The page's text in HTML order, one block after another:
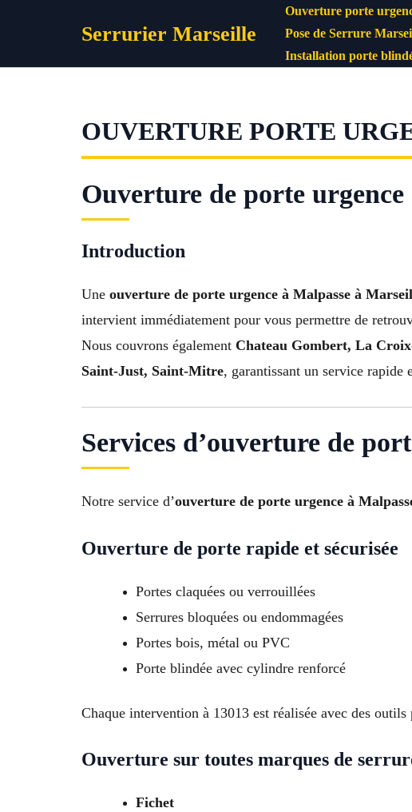
Serrurier Marseille
Ouverture porte
Pose de Serrure
Installation porte
OUVERTURE PORTE
Ouverture de porte
Introduction
Une ouverture de porte urgence à Malpasse à
intervient immédiatement pour vous permettre de
Nous couvrons également Chateau Gombert, La
Saint-Just, Saint-Mitre, garantissant un service rapide
Services d’ouverture de
Notre service d’ouverture de porte urgence à
Ouverture de porte rapide et sécurisée
Portes claquées ou verrouillées
Serrures bloquées ou endommagées
Portes bois, métal ou PVC
Porte blindée avec cylindre renforcé
Chaque intervention à 13013 est réalisée avec des
Ouverture sur toutes marques de
Fichet